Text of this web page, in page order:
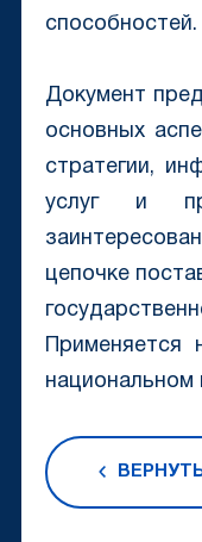
способностей.
Документ
основных
стратегии,
услуг и
цепочке
Применяется